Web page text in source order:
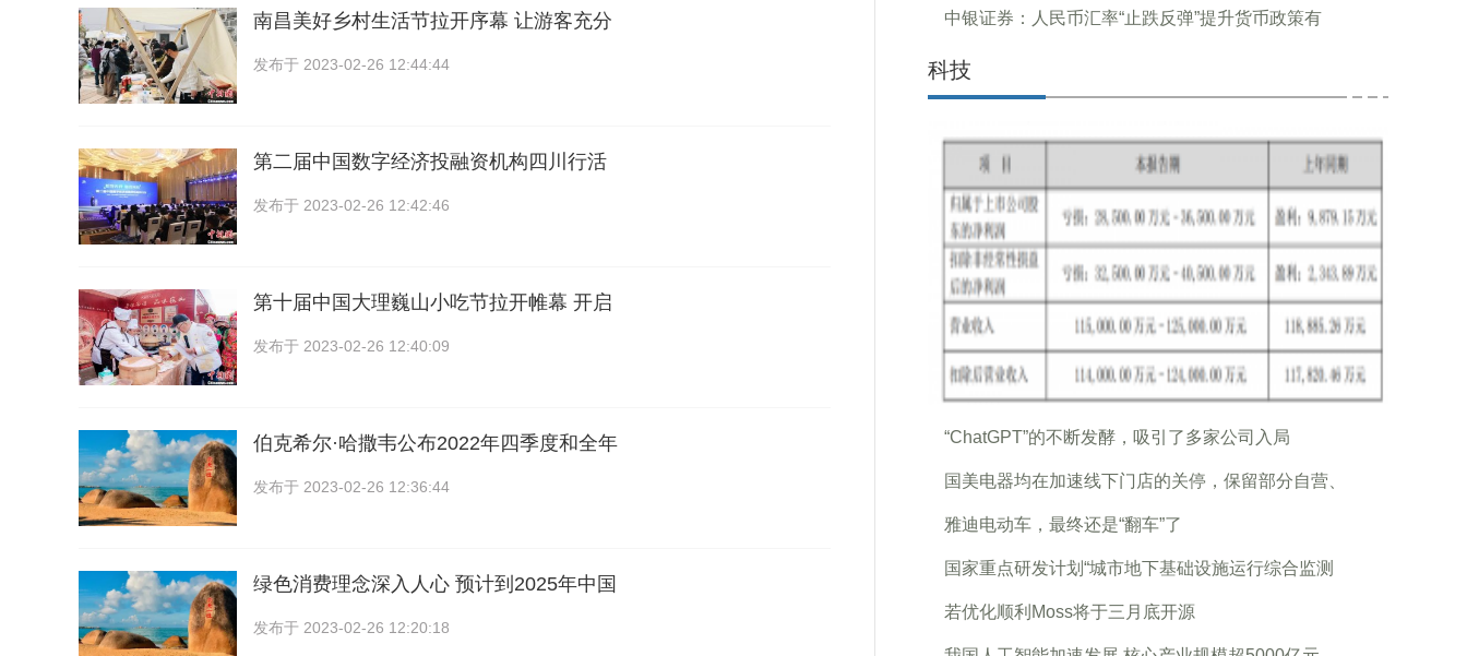
南昌美好乡村生活节拉开序幕 让游客充分
发布于 2023-02-26 12:44:44
第二届中国数字经济投融资机构四川行活
发布于 2023-02-26 12:42:46
第十届中国大理巍山小吃节拉开帷幕 开启
发布于 2023-02-26 12:40:09
伯克希尔·哈撒韦公布2022年四季度和全年
发布于 2023-02-26 12:36:44
绿色消费理念深入人心 预计到2025年中国
发布于 2023-02-26 12:20:18
中银证券：人民币汇率“止跌反弹”提升货币政策有
科技
“ChatGPT”的不断发酵，吸引了多家公司入局
国美电器均在加速线下门店的关停，保留部分自营、
雅迪电动车，最终还是“翻车”了
国家重点研发计划“城市地下基础设施运行综合监测
若优化顺利Moss将于三月底开源